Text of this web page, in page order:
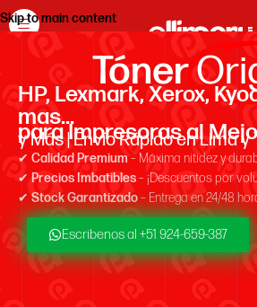
Skip to main content
Tóner
HP, Lexmark, Xerox,
mas...
para Impresoras al
y Más | Envío Rápido en Lima y
✔ Calidad Premium – Máxima nitidez y
✔ Precios Imbatibles– ¡Descuentos por
✔Stock Garantizado– Entrega en 24/48
Escribenos al +51 924-659-387